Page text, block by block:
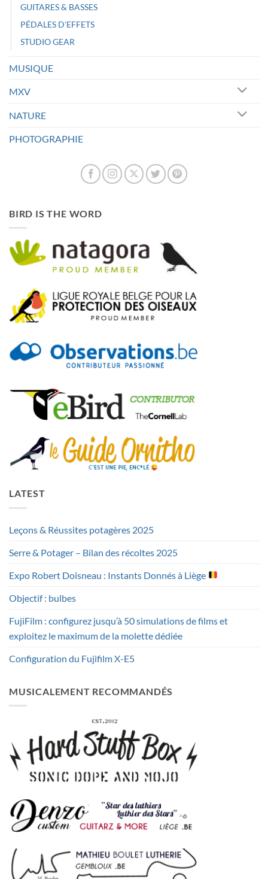
GUITARES & BASSES
PÉDALES D'EFFETS
STUDIO GEAR
MUSIQUE
MXV
NATURE
PHOTOGRAPHIE
BIRD IS THE WORD
LATEST
Leçons & Réussites potagères 2025
Serre & Potager – Bilan des récoltes 2025
Expo Robert Doisneau : Instants Donnés à Liège
Objectif : bulbes
FujiFilm : configurez jusqu’à 50 simulations de films et
exploitez le maximum de la molette dédiée
Configuration du Fujifilm X-E5
MUSICALEMENT RECOMMANDÉS